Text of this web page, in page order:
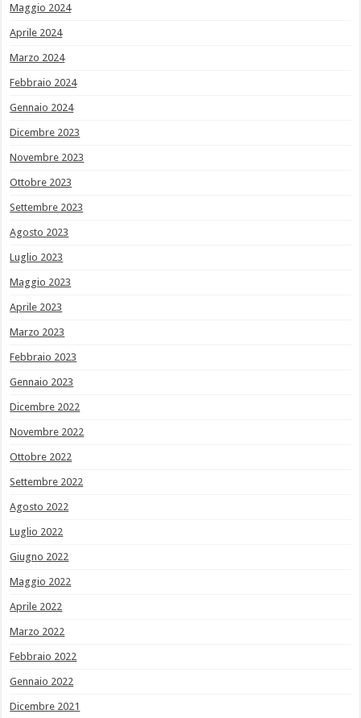
Maggio 2024
Aprile 2024
Marzo 2024
Febbraio 2024
Gennaio 2024
Dicembre 2023
Novembre 2023
Ottobre 2023
Settembre 2023
Agosto 2023
Luglio 2023
Maggio 2023
Aprile 2023
Marzo 2023
Febbraio 2023
Gennaio 2023
Dicembre 2022
Novembre 2022
Ottobre 2022
Settembre 2022
Agosto 2022
Luglio 2022
Giugno 2022
Maggio 2022
Aprile 2022
Marzo 2022
Febbraio 2022
Gennaio 2022
Dicembre 2021